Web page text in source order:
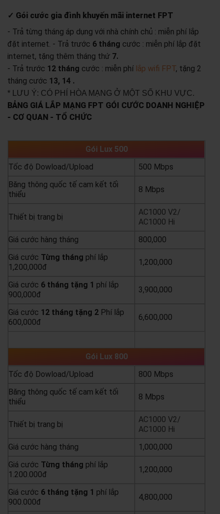
✓ Gói cước gia đình khuyến mãi internet FPT
- Trả từng tháng áp dụng với nhà chính chủ : miễn phí lắp
đặt internet. - Trả trước 6 tháng cước : miễn phí lắp đặt
internet, tặng thêm tháng thứ 7.
- Trả trước 12 tháng cước : miễn phí lắp wifi FPT, tặng 2
tháng cước 13, 14 .
* LƯU Ý: CÓ PHÍ HÒA MẠNG Ở MỘT SỐ KHU VỰC.
BẢNG GIÁ LẮP MẠNG FPT GÓI CƯỚC DOANH NGHIỆP
- CƠ QUAN - TỔ CHỨC
Gói Lux 500
Tốc độ Dowload/Upload
500 Mbps
Băng thông quốc tế cam kết tối
thiểu
8 Mbps
Thiết bị trang bị
AC1000 V2/
AC1000 Hi
Giá cước hàng tháng
800,000
Giá cước Từng tháng phí lắp
1,200,000đ
1,200,000
Giá cước 6 tháng tặng 1 phí lắp
900,000đ
3,900,000
Giá cước 12 tháng tặng 2 Phí lắp
600,000đ
6,600,000
Gói Lux 800
Tốc độ Dowload/Upload
800 Mbps
Băng thông quốc tế cam kết tối
thiểu
8 Mbps
Thiết bị trang bị
AC1000 V2/
AC1000 Hi
Giá cước hàng tháng
1,000,000
Giá cước Từng tháng phí lắp
1.200.000đ
1,200,000
Giá cước 6 tháng tặng 1 phí lắp
900.000đ
4,800,000